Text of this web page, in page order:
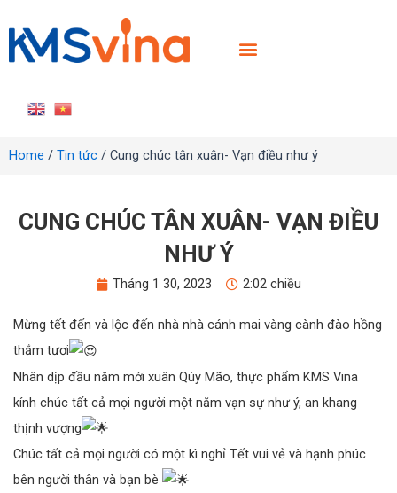
Home / Tin tức / Cung chúc tân xuân- Vạn điều như ý
CUNG CHÚC TÂN XUÂN- VẠN ĐIỀU
NHƯ Ý
Tháng 1 30, 2023 2:02 chiều
Mừng tết đến và lộc đến nhà nhà cánh mai vàng cành đào hồng
thắm tươi
Nhân dịp đầu năm mới xuân Qúy Mão, thực phẩm KMS Vina
kính chúc tất cả mọi người một năm vạn sự như ý, an khang
thịnh vượng
Chúc tất cả mọi người có một kì nghỉ Tết vui vẻ và hạnh phúc
bên người thân và bạn bè